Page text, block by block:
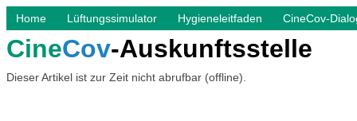
CineCov-Auskunftsstelle
Home Lüftungssimulator Hygieneleitfaden CineCov-
Dieser Artikel ist zur Zeit nicht abrufbar (offline).